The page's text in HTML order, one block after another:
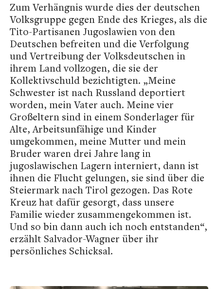
Zum Verhängnis wurde dies der deutschen
Volksgruppe gegen Ende des Krieges, als die
Tito-Partisanen Jugoslawien von den
Deutschen befreiten und die Verfolgung
und Vertreibung der Volksdeutschen in
ihrem Land vollzogen, die sie der
Kollektivschuld bezichtigten. „Meine
Schwester ist nach Russland deportiert
worden, mein Vater auch. Meine vier
Großeltern sind in einem Sonderlager für
Alte, Arbeitsunfähige und Kinder
umgekommen, meine Mutter und mein
Bruder waren drei Jahre lang in
jugoslawischen Lagern interniert, dann ist
ihnen die Flucht gelungen, sie sind über die
Steiermark nach Tirol gezogen. Das Rote
Kreuz hat dafür gesorgt, dass unsere
Familie wieder zusammengekommen ist.
Und so bin dann auch ich noch entstanden“,
erzählt Salvador-Wagner über ihr
persönliches Schicksal.